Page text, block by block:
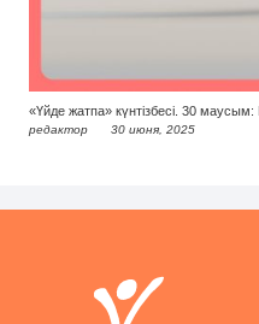
«Үйде жатпа» күнтізбесі. 30
редактор 30 июня, 2025